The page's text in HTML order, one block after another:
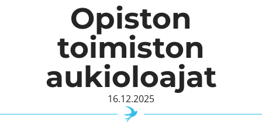
Opiston
toimiston
aukioloajat
16.12.2025